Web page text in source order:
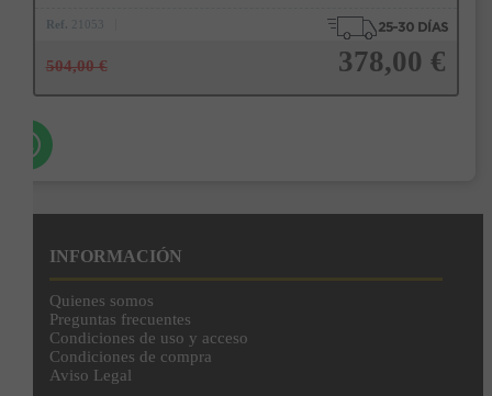
Ref. 21053
504,00 € 378,00 €
INFORMACIÓN
Quienes somos
Preguntas frecuentes
Condiciones de uso y acceso
Condiciones de compra
Aviso Legal